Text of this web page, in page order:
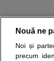
Nouă ne
Noi și
precum